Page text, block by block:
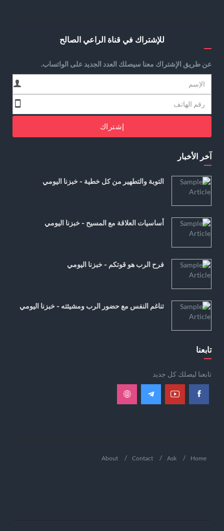
للإشتراك في قناة الراعي الصالح
عن طريق الإشتراك معنا سيصلك العدد الجديد على الواتساب.
إشتراك
آخر الأخبار
التوبة والتطهير من كل خطية - خبزنا اليومي
أساسيات العلاقة مع المسيح - خبزنا اليومي
فرح الرب هو قوتكم - خبزنا اليومي
تناغم النفس مع حضور الرب ومشيئته - خبزنا اليومي
تابعنا
تابعنا ليصلك كل جديد
Home
Ask
Contact
About